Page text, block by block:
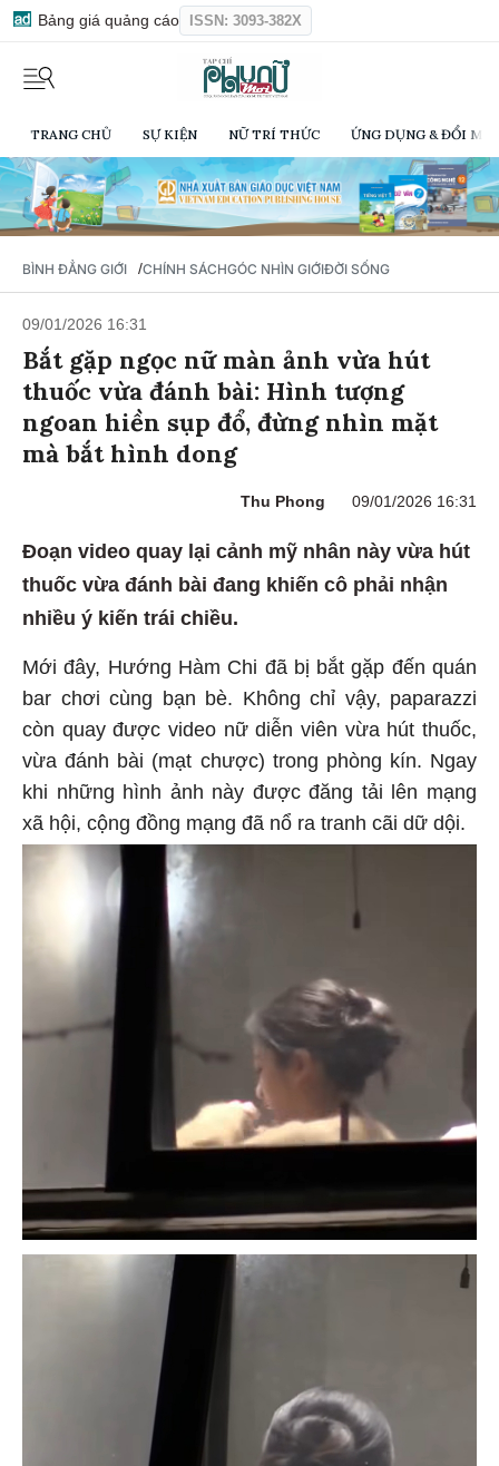
Bảng giá quảng cáo ISSN: 3093-382X
TRANG CHỦ SỰ KIỆN NỮ TRÍ THỨC ỨNG DỤNG & ĐỔI
BÌNH ĐẲNG GIỚI /CHÍNH SÁCHGÓC NHÌN GIỚIĐỜI SỐNG
09/01/2026 16:31
Bắt gặp ngọc nữ màn ảnh vừa hút
thuốc vừa đánh bài: Hình tượng
ngoan hiền sụp đổ, đừng nhìn mặt
mà bắt hình dong
Thu Phong 09/01/2026 16:31
Đoạn video quay lại cảnh mỹ nhân này vừa hút
thuốc vừa đánh bài đang khiến cô phải nhận
nhiều ý kiến trái chiều.
Mới đây, Hướng Hàm Chi đã bị bắt gặp đến quán
bar chơi cùng bạn bè. Không chỉ vậy, paparazzi
còn quay được video nữ diễn viên vừa hút thuốc,
vừa đánh bài (mạt chược) trong phòng kín. Ngay
khi những hình ảnh này được đăng tải lên mạng
xã hội, cộng đồng mạng đã nổ ra tranh cãi dữ dội.